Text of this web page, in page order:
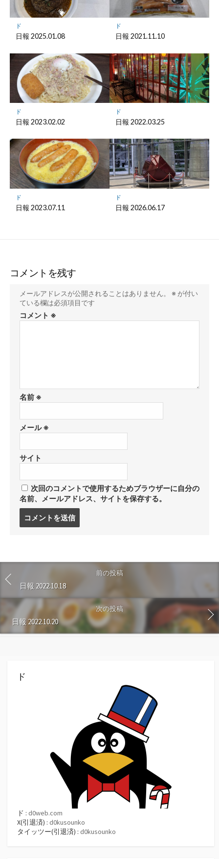
に
保
ド
日報 2025.01.08
ド
日報 2021.11.10
ド
日報 2023.02.02
ド
日報 2022.03.25
ド
日報 2023.07.11
ド
日報 2026.06.17
コメントを残す
メールアドレスが公開されることはありません。 ※ が付い
ている欄は必須項目です
コメント ※
名前 ※
メール※
サイト
次回のコメントで使用するためブラウザーに自分の
名前、メールアドレス、サイトを保存する。
る
前の投稿
日報 2022.10.18
次の投稿
日報 2022.10.20
ド
ド : d0web.com
X(引退済) : d0kusounko
タイッツー(引退済) : d0kusounko